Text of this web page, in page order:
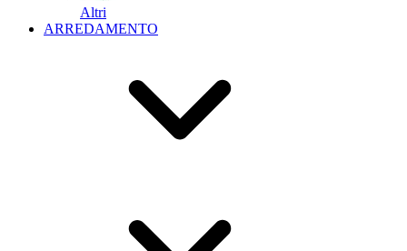
Altri
ARREDAMENTO